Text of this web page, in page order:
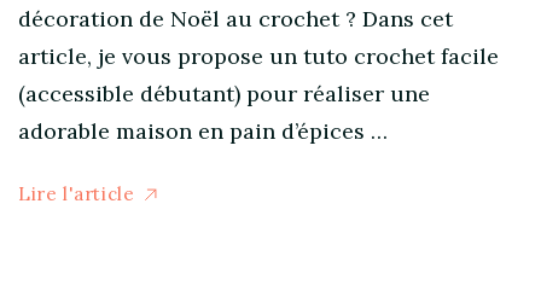
décoration de Noël au crochet ? Dans cet
article, je vous propose un tuto crochet facile
(accessible débutant) pour réaliser une
adorable maison en pain d’épices …
Lire l'article